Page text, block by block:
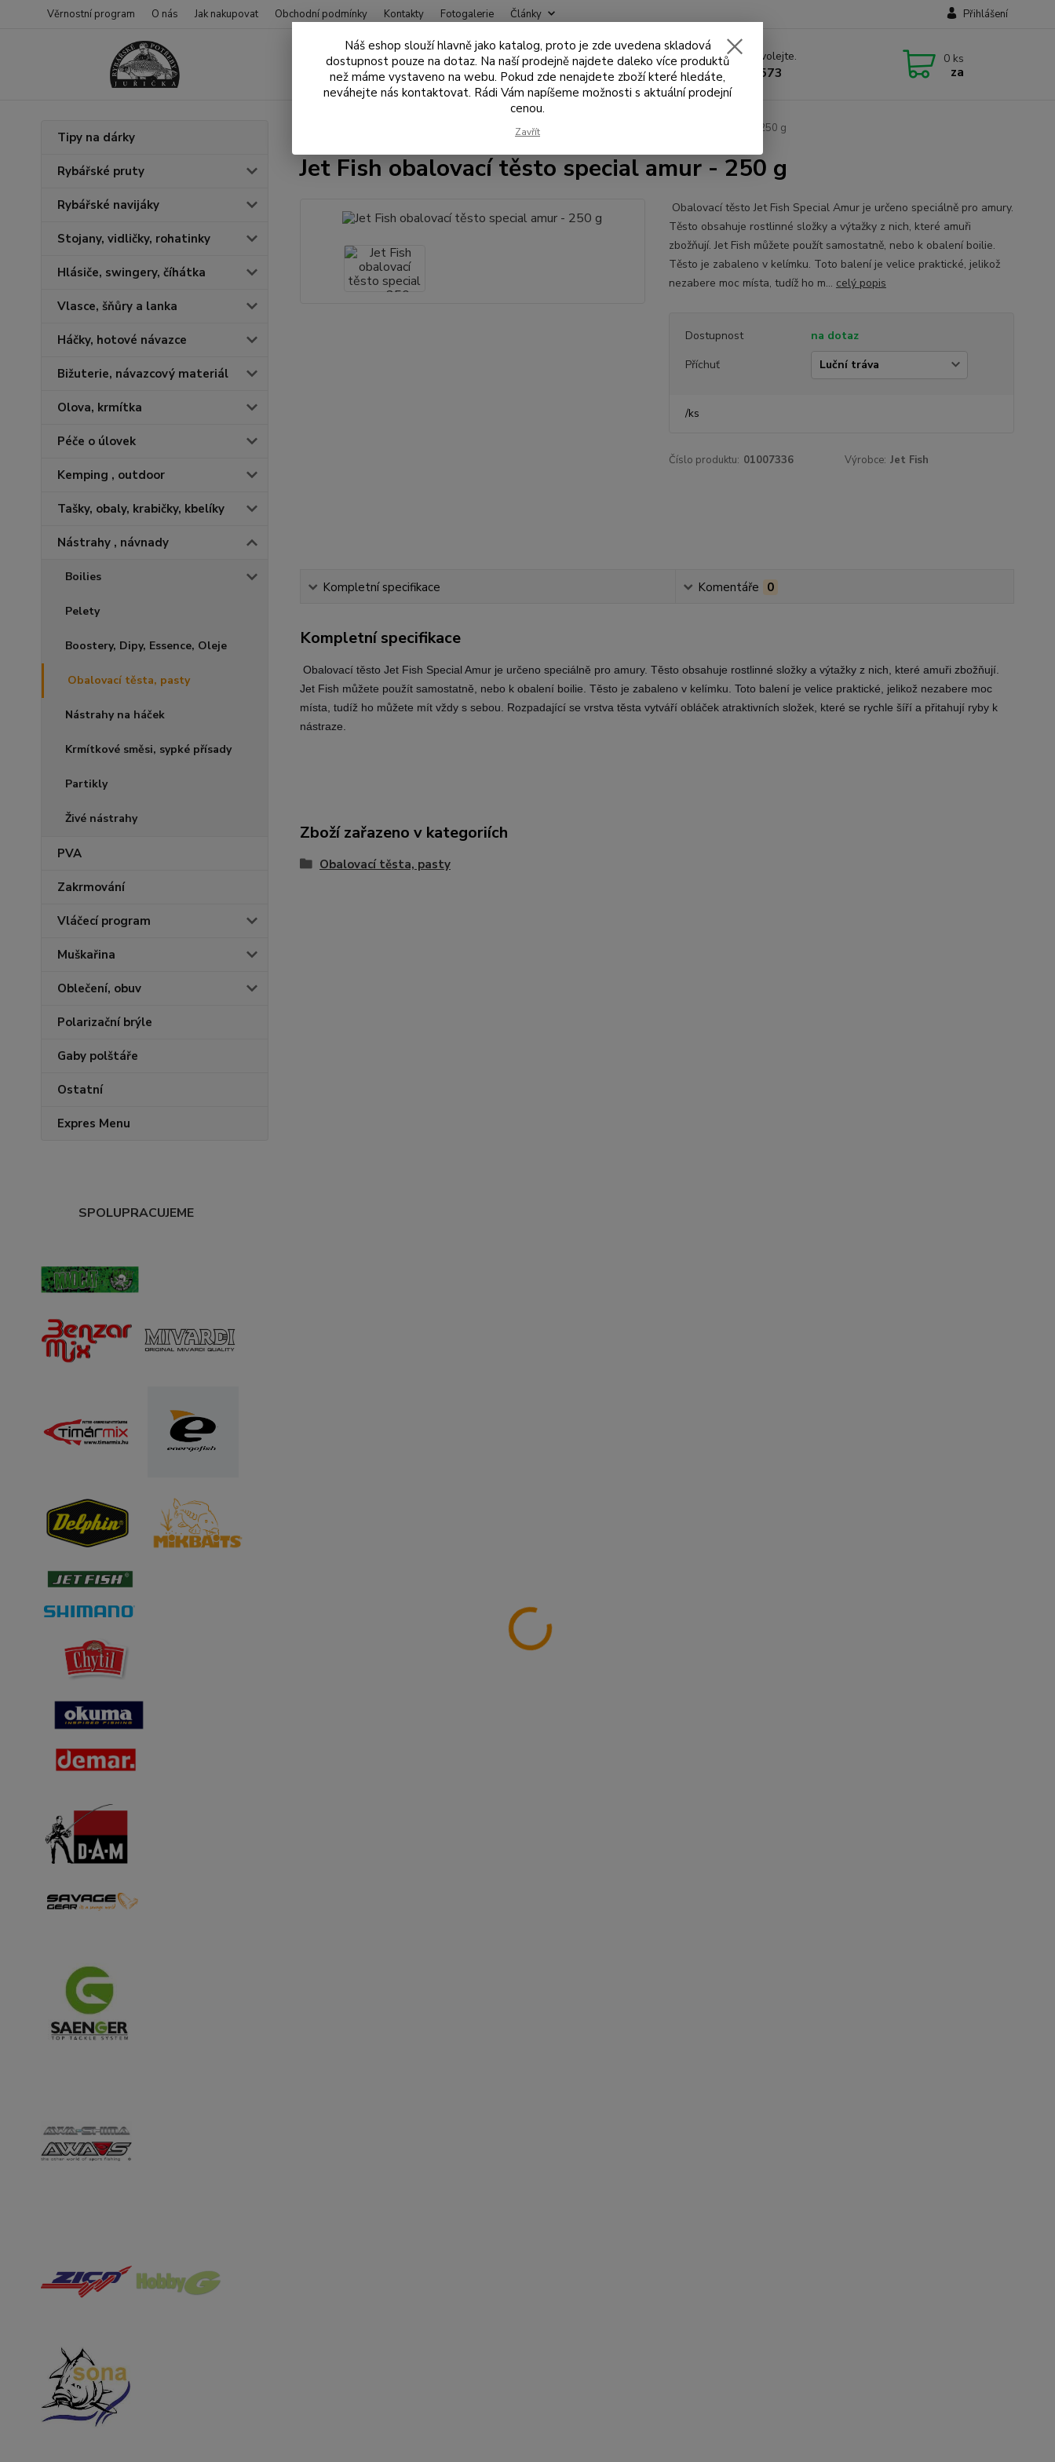
Věrnostní program O nás Jak nakupovat Obchodní podmínky Kontakty Fotogalerie Články Přihlášení
Hledat Nevíte si rady? Zavolejte.
+420 732 707 573
0 ks
za
Tipy na dárky
Rybářské pruty
Rybářské navijáky
Stojany, vidličky, rohatinky
Hlásiče, swingery, číhátka
Vlasce, šňůry a lanka
Háčky, hotové návazce
Bižuterie, návazcový materiál
Olova, krmítka
Péče o úlovek
Kemping , outdoor
Tašky, obaly, krabičky, kbelíky
Nástrahy , návnady
Boilies
Pelety
Boostery, Dipy, Essence, Oleje
Obalovací těsta, pasty
Nástrahy na háček
Krmítkové směsi, sypké přísady
Partikly
Živé nástrahy
PVA
Zakrmování
Vláčecí program
Muškařina
Oblečení, obuv
Polarizační brýle
Gaby polštáře
Ostatní
Expres Menu
SPOLUPRACUJEME
Obalovací těsta, pasty Jet Fish obalovací těsto special amur - 250 g
Jet Fish obalovací těsto special amur - 250 g
Obalovací těsto Jet Fish Special Amur je určeno speciálně pro amury.
Těsto obsahuje rostlinné složky a výtažky z nich, které amuři
zbožňují. Jet Fish můžete použít samostatně, nebo k obalení boilie.
Těsto je zabaleno v kelímku. Toto balení je velice praktické, jelikož
nezabere moc místa, tudíž ho m... celý popis
Dostupnost
na dotaz
Příchuť
/ks
Číslo produktu: 01007336 Výrobce: Jet Fish
Kompletní specifikace Komentáře 0
Kompletní specifikace
Obalovací těsto Jet Fish Special Amur je určeno speciálně pro amury. Těsto obsahuje rostlinné složky a výtažky z nich , které amuři zbožňují.
Jet Fish můžete použít samostatně, nebo k obalení boilie. Těsto je zabaleno v kelímku. Toto balení je velice praktické, jelikož nezabere moc
místa, tudíž ho můžete mít vždy s sebou. Rozpadající se vrstva těsta vytváří obláček atraktivních složek, které se rychle šíří a přitahují ryby k
nástraze.
Zboží zařazeno v kategoriích
Obalovací těsta, pasty
Náš eshop slouží hlavně jako katalog, proto je zde uvedena skladová
dostupnost pouze na dotaz. Na naší prodejně najdete daleko více produktů
než máme vystaveno na webu. Pokud zde nenajdete zboží které hledáte,
neváhejte nás kontaktovat. Rádi Vám napíšeme možnosti s aktuální prodejní
cenou.
Zavřít